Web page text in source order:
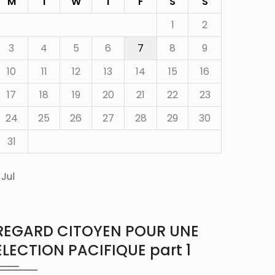
1
2
3
4 5 6 7 8
9
10
11 12 13 14 15
16
17
18 19 20 21 22
23
24
25 26 27 28 29
30
31
Jul
CITOYEN POUR UNE
PACIFIQUE part 1